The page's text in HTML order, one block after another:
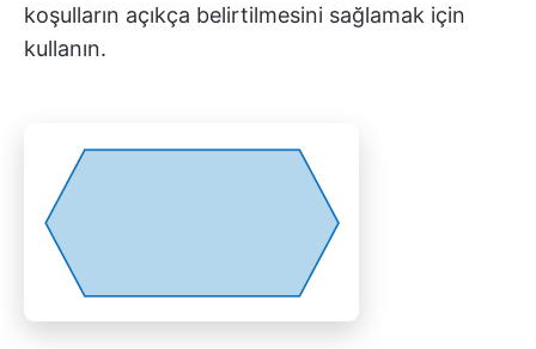
koşulların açıkça belirtilmesini sağlamak için
kullanın.